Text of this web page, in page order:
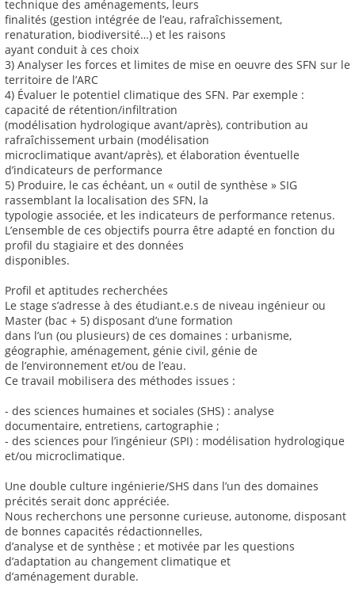
technique des aménagements, leurs
finalités (gestion intégrée de l’eau, rafraîchissement,
renaturation, biodiversité…) et les raisons
ayant conduit à ces choix
3) Analyser les forces et limites de mise en oeuvre des SFN sur le
territoire de l’ARC
4) Évaluer le potentiel climatique des SFN. Par exemple :
capacité de rétention/infiltration
(modélisation hydrologique avant/après), contribution au
rafraîchissement urbain (modélisation
microclimatique avant/après), et élaboration éventuelle
d’indicateurs de performance
5) Produire, le cas échéant, un « outil de synthèse » SIG
rassemblant la localisation des SFN, la
typologie associée, et les indicateurs de performance retenus.
L’ensemble de ces objectifs pourra être adapté en fonction du
profil du stagiaire et des données
disponibles.
Profil et aptitudes recherchées
Le stage s’adresse à des étudiant.e.s de niveau ingénieur ou
Master (bac + 5) disposant d’une formation
dans l’un (ou plusieurs) de ces domaines : urbanisme,
géographie, aménagement, génie civil, génie de
de l’environnement et/ou de l’eau.
Ce travail mobilisera des méthodes issues :
- des sciences humaines et sociales (SHS) : analyse
documentaire, entretiens, cartographie ;
- des sciences pour l’ingénieur (SPI) : modélisation hydrologique
et/ou microclimatique.
Une double culture ingénierie/SHS dans l’un des domaines
précités serait donc appréciée.
Nous recherchons une personne curieuse, autonome, disposant
de bonnes capacités rédactionnelles,
d’analyse et de synthèse ; et motivée par les questions
d’adaptation au changement climatique et
d’aménagement durable.